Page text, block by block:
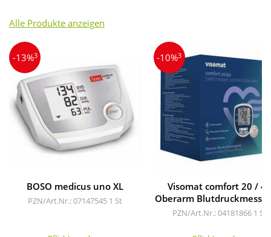
Alle Produkte anzeigen
-13%3
BOSO medicus uno XL
PZN/Art.Nr.: 07147545 1 St
-10%3
Visomat comfort 20 /
Oberarm
PZN/Art.Nr.: 04181866 1 St